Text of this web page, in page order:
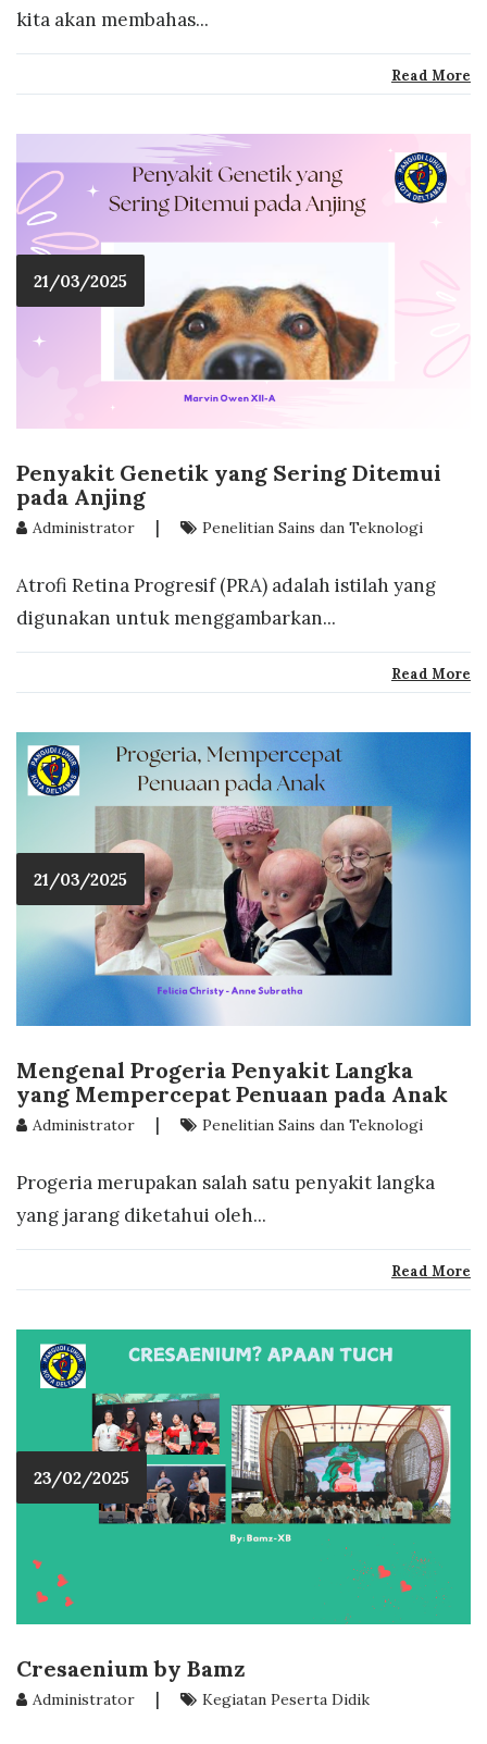
kita akan membahas...
Read More
21/03/2025
Penyakit Genetik yang Sering Ditemui
pada Anjing
Administrator | Penelitian Sains dan Teknologi
Atrofi Retina Progresif (PRA) adalah istilah yang
digunakan untuk menggambarkan...
Read More
21/03/2025
Mengenal Progeria Penyakit Langka
yang Mempercepat Penuaan pada Anak
Administrator | Penelitian Sains dan Teknologi
Progeria merupakan salah satu penyakit langka
yang jarang diketahui oleh...
Read More
23/02/2025
Cresaenium by Bamz
Administrator | Kegiatan Peserta Didik